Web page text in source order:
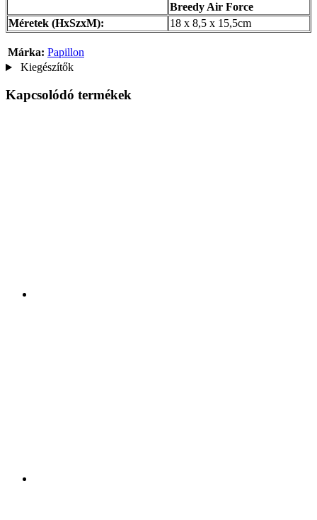
Breedy Air Force
Méretek (HxSzxM):
18 x 8,5 x 15,5cm
Márka: Papillon
Kiegészítők
Kapcsolódó termékek